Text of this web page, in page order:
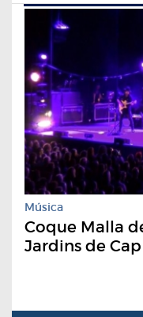
Música
Coque Malla
Jardins de